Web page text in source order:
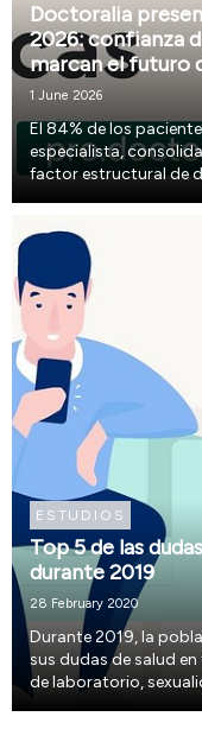
Doctoralia
2026: confianza
marcan el futuro
1 June 2026
El 84% de los
especialista,
factor estructural de
ESTUDIOS
Top 5 de las
durante 2019
28 February 2020
Durante 2019, la
sus dudas de salud
de laboratorio,